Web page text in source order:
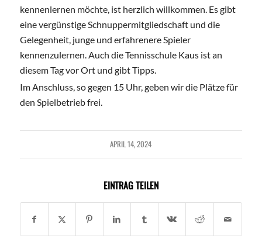
kennenlernen möchte, ist herzlich willkommen. Es gibt
eine vergünstige Schnuppermitgliedschaft und die
Gelegenheit, junge und erfahrenere Spieler
kennenzulernen. Auch die Tennisschule Kaus ist an
diesem Tag vor Ort und gibt Tipps.
Im Anschluss, so gegen 15 Uhr, geben wir die Plätze für
den Spielbetrieb frei.
APRIL 14, 2024
EINTRAG TEILEN